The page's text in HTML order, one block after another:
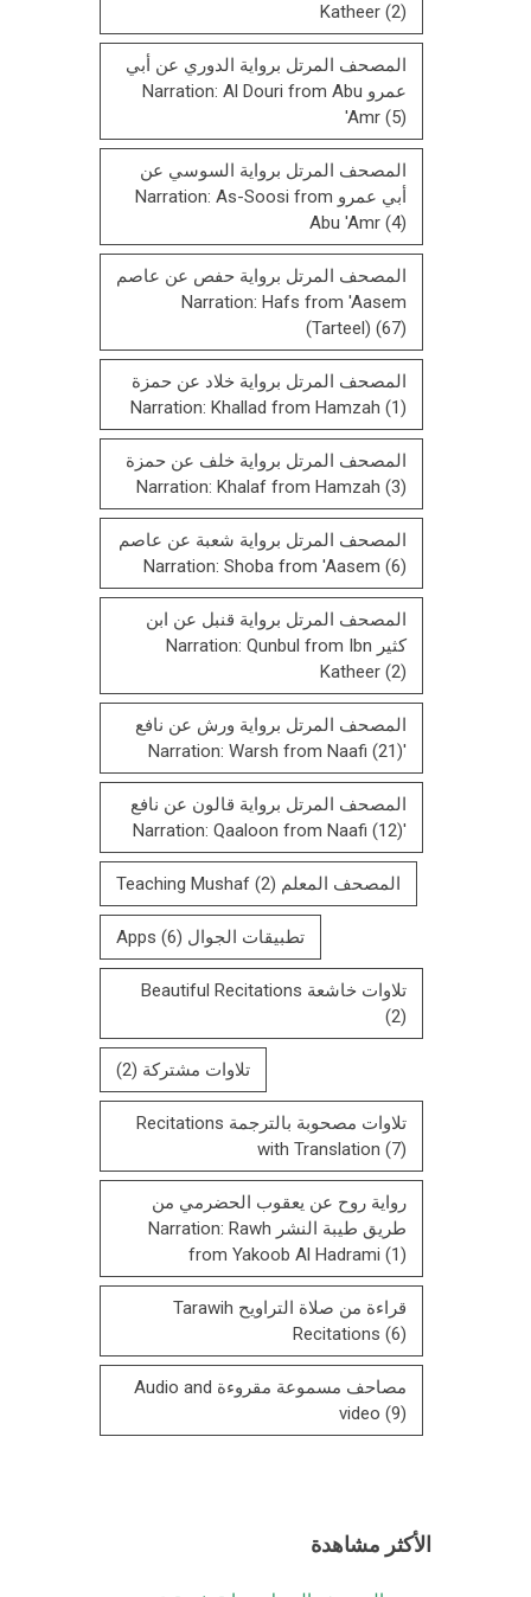
Katheer (2)
المصحف المرتل برواية الدوري عن أبي
عمرو Narration: Al Douri from Abu
'Amr (5)
المصحف المرتل برواية السوسي عن
أبي عمرو Narration: As-Soosi from
Abu 'Amr (4)
المصحف المرتل برواية حفص عن عاصم
Narration: Hafs from 'Aasem
(Tarteel) (67)
المصحف المرتل برواية خلاد عن حمزة
Narration: Khallad from Hamzah (1)
المصحف المرتل برواية خلف عن حمزة
Narration: Khalaf from Hamzah (3)
المصحف المرتل برواية شعبة عن عاصم
Narration: Shoba from 'Aasem (6)
المصحف المرتل برواية قنبل عن ابن
كثير Narration: Qunbul from Ibn
Katheer (2)
المصحف المرتل برواية ورش عن نافع
'Narration: Warsh from Naafi
(21)
المصحف المرتل بروایة قالون عن نافع
'Narration: Qaaloon from Naafi
(12)
المصحف المعلم Teaching Mushaf (2)
تطبيقات الجوال Apps (6)
تلاوات خاشعة Beautiful Recitations
(2)
تلاوات مشتركة (2)
تلاوات مصحوبة بالترجمة Recitations
with Translation (7)
رواية روح عن يعقوب الحضرمي من
طريق طيبة النشر Narration: Rawh
from Yakoob Al Hadrami (1)
قراءة من صلاة التراويح Tarawih
Recitations (6)
مصاحف مسموعة مقروءة Audio and
video (9)
الأكثر مشاهدة